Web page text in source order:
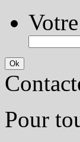
Pour